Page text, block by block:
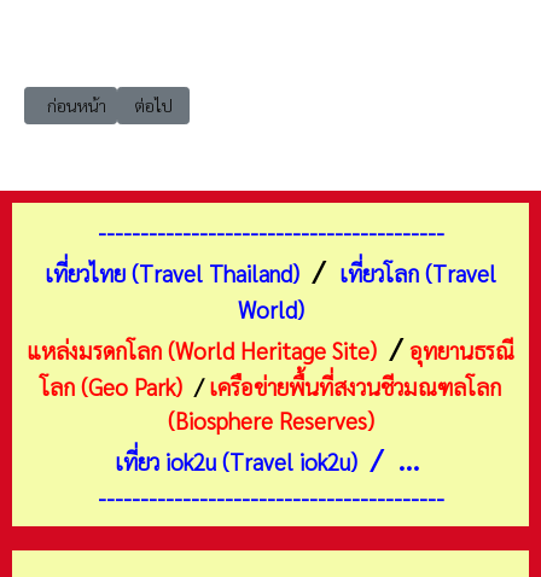
เนื้อหาก่อนหน้า: เที่ยวชุมพร ปะทิว วัดเขาเจดีย์ (พระใหญ่)
ก่อนหน้า เนื้อหาถัดไป: เที่ยวชุมพร ปะทิว วัดบ่อสำโรง (พระธาตุบ่อทอง)
ต่อไป
-----------------------------------------
เที่ยวไทย (Travel Thailand) / เที่ยวโลก (Travel
World)
แหล่งมรดกโลก (World Heritage Site) /อุทยานธรณี
โลก (Geo Park) /เครือข่ายพื้นที่สงวนชีวมณฑลโลก
(Biosphere Reserves)
เที่ยว iok2u (Travel iok2u) / ...
-----------------------------------------